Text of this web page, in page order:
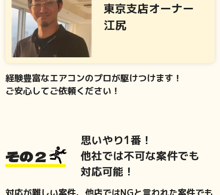
東京支店オーナー
江尻
経験豊富なエアコンのプロが駆けつけます！
ご安心してご依頼ください！
その２
思いやり1番！
他社では不可な案件でも
対応可能！